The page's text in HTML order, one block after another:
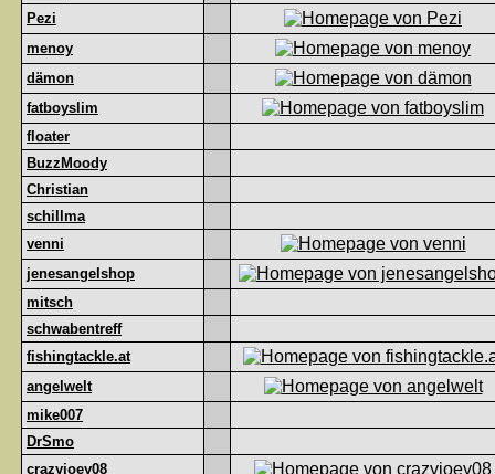
Pezi
menoy
dämon
fatboyslim
floater
BuzzMoody
Christian
schillma
venni
jenesangelshop
mitsch
schwabentreff
fishingtackle.at
angelwelt
mike007
DrSmo
crazyjoey08